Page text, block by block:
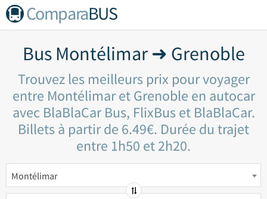
ComparaBUS
Bus Montélimar ➜ Grenoble
Trouvez les meilleurs prix pour voyager
entre Montélimar et Grenoble en autocar
avec BlaBlaCar Bus, FlixBus et BlaBlaCar.
Billets à partir de 6.49€. Durée du trajet
entre 1h50 et 2h20.
Montélimar